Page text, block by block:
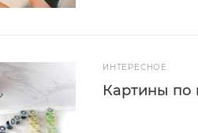
ИНТЕРЕСНОЕ
Картины по